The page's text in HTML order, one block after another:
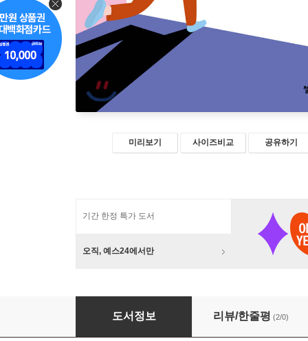
미리보기 사이즈비교 공유하기
기간 한정 특가 도서
오직, 예스24에서만
인권, 여성의 눈으로 보다
도서정보 리뷰/한줄평 (2/0)